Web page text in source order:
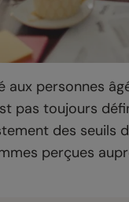
aux personnes
pas toujours
des
perçues